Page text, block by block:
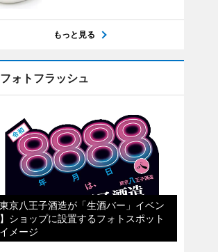
もっと見る
フォトフラッシュ
東京八王子酒造が「生酒バー」イベン
】ショップに設置するフォトスポット
メージ